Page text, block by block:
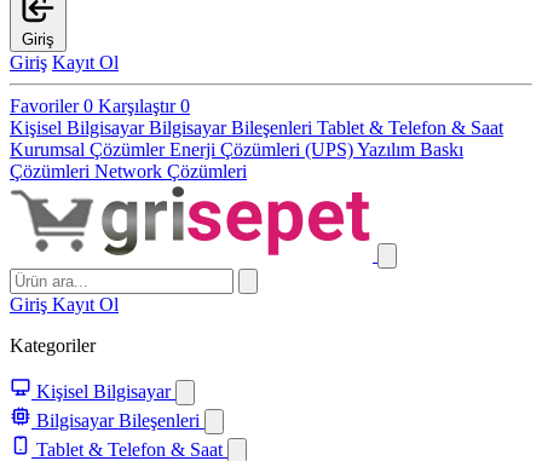
Giriş
Giriş Kayıt Ol
Favoriler0 Karşılaştır0
Kişisel BilgisayarBilgisayar Bileşenleri Tablet & Telefon & Saat
Kurumsal ÇözümlerEnerji Çözümleri (UPS)Yazılım Baskı
Çözümleri Network Çözümleri
Giriş Kayıt Ol
Kategoriler
Kişisel Bilgisayar
Bilgisayar Bileşenleri
Tablet & Telefon & Saat